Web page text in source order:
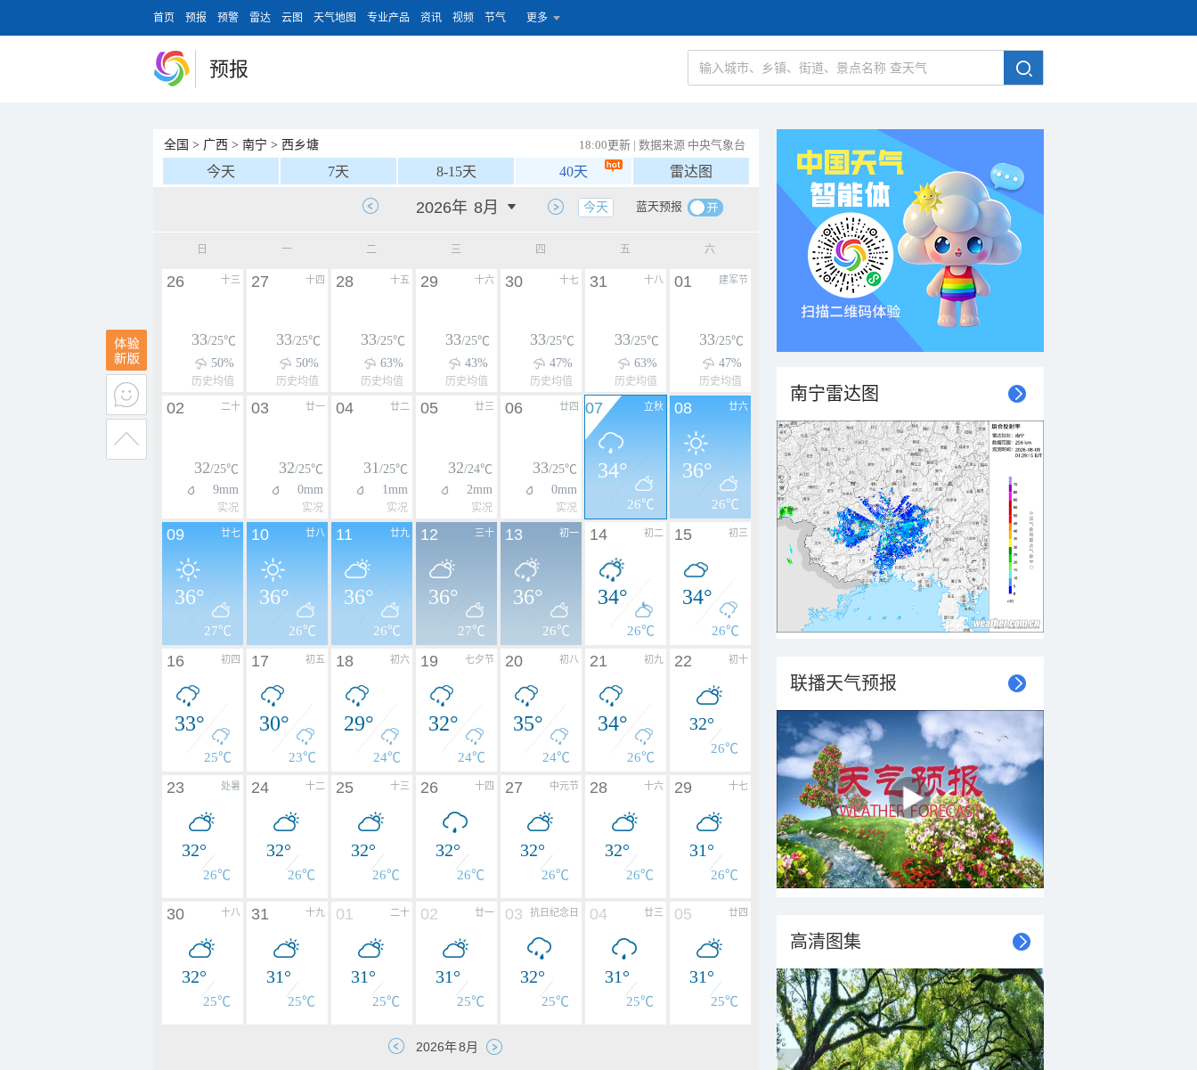
首页 预报 预警 雷达 云图 天气地图 专业产品 资讯 视频 节气 更多
预报
全国 > 广西 > 南宁 > 西乡塘 18:00更新 | 数据来源 中央气象台
今天 7天 8-15天 40天 雷达图
蓝天预报
今天
日 一 二 三 四 五 六
十三
26
33/25℃
50%
历史均值
十四
27
33/25℃
50%
历史均值
十五
28
33/25℃
63%
历史均值
十六
29
33/25℃
43%
历史均值
十七
30
33/25℃
47%
历史均值
十八
31
33/25℃
63%
历史均值
建军节
01
33/25℃
47%
历史均值
二十
02
32/25℃
9mm
实况
廿一
03
32/25℃
0mm
实况
廿二
04
31/25℃
1mm
实况
廿三
05
32/24℃
2mm
实况
廿四
06
33/25℃
0mm
实况
立秋
07
34°
26℃
廿六
08
36°
26℃
廿七
09
36°
27℃
廿八
10
36°
26℃
廿九
11
36°
26℃
三十
12
36°
27℃
初一
13
36°
26℃
初二
14
34°
26℃
初三
15
34°
26℃
初四
16
33°
25℃
初五
17
30°
23℃
初六
18
29°
24℃
七夕节
19
32°
24℃
初八
20
35°
24℃
初九
21
34°
26℃
初十
22
32°
26℃
处暑
23
32°
26℃
十二
24
32°
26℃
十三
25
32°
26℃
十四
26
32°
26℃
中元节
27
32°
26℃
十六
28
32°
26℃
十七
29
31°
26℃
十八
30
32°
25℃
十九
31
31°
25℃
二十
01
31°
25℃
廿一
02
31°
25℃
抗日纪念日
03
32°
25℃
廿三
04
31°
25℃
廿四
05
31°
25℃
南宁雷达图
联播天气预报
高清图集